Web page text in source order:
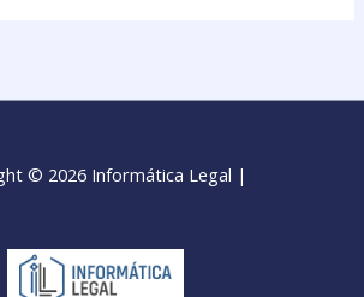
© 2026 Informática Legal |